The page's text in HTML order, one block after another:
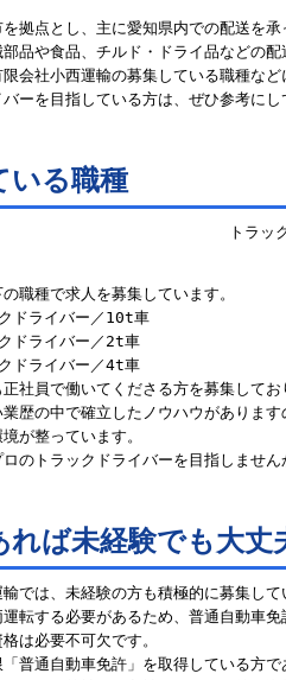
拠点とし、主に愛知県内での配送を承
品や食品、チルド・ドライ品などの
会社小西運輸の募集している職種など
バーを目指している方は、ぜひ参考にし
いる職種
職種で求人を募集しています。
ドライバー／10t車
ドライバー／2t車
ドライバー／4t車
社員で働いてくださる方を募集してお
歴の中で確立したノウハウがありま
が整っています。
のトラックドライバーを目指しません
れば未経験でも大丈
では、未経験の方も積極的に募集して
転する必要があるため、普通自動車
は必要不可欠です。
普通自動車免許」を取得している方